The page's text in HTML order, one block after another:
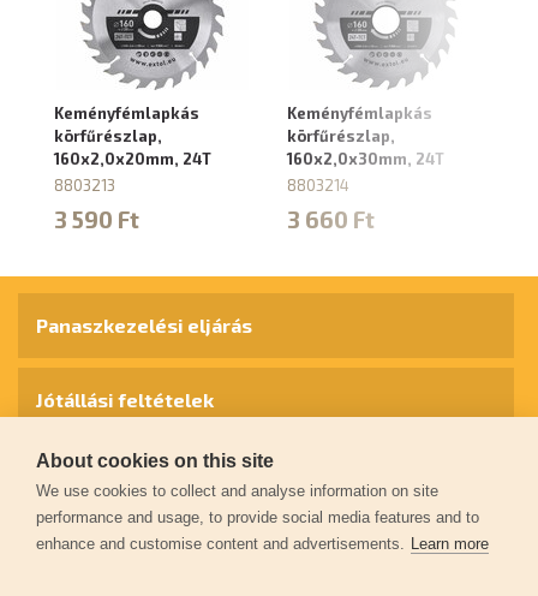
Keményfémlapkás
körfűrészlap,
160x2,0x20mm, 24T
8803213
3 590 Ft
Keményfémlapkás
körfűrészlap,
160x2,0x30mm, 24T
8803214
3 660 Ft
Panaszkezelési eljárás
Jótállási feltételek
Személyes adatok védelme
Kapcsolat
About cookies on this site
We use cookies to collect and analyse information on site
performance and usage, to provide social media features and to
enhance and customise content and advertisements. Learn more